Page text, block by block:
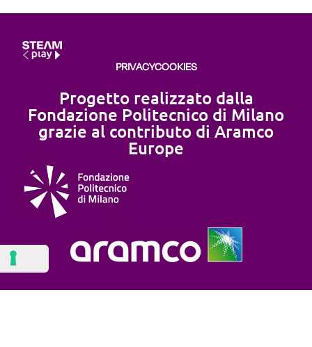
PRIVACYCOOKIES
Progetto realizzato dalla
Fondazione Politecnico di Milano
grazie al contributo di Aramco
Europe